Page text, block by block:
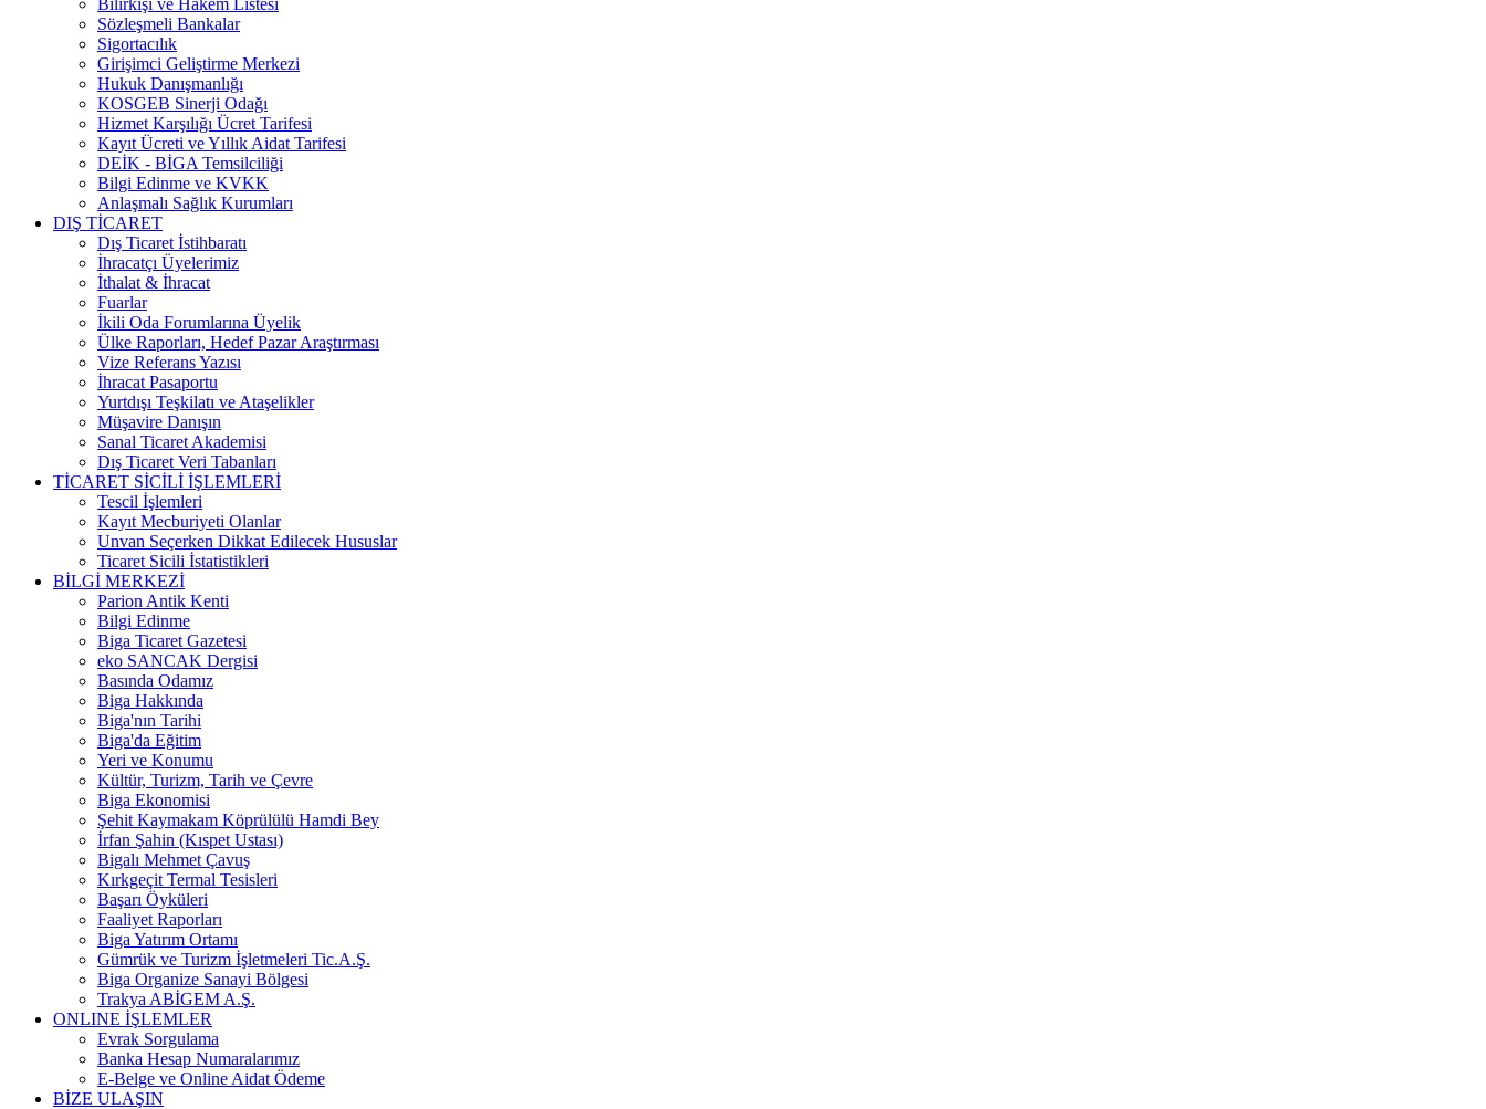
Bilirkişi ve Hakem Listesi
Sözleşmeli Bankalar
Sigortacılık
Girişimci Geliştirme Merkezi
Hukuk Danışmanlığı
KOSGEB Sinerji Odağı
Hizmet Karşılığı Ücret Tarifesi
Kayıt Ücreti ve Yıllık Aidat Tarifesi
DEİK - BİGA Temsilciliği
Bilgi Edinme ve KVKK
Anlaşmalı Sağlık Kurumları
DIŞ TİCARET
Dış Ticaret İstihbaratı
İhracatçı Üyelerimiz
İthalat & İhracat
Fuarlar
İkili Oda Forumlarına Üyelik
Ülke Raporları, Hedef Pazar Araştırması
Vize Referans Yazısı
İhracat Pasaportu
Yurtdışı Teşkilatı ve Ataşelikler
Müşavire Danışın
Sanal Ticaret Akademisi
Dış Ticaret Veri Tabanları
TİCARET SİCİLİ İŞLEMLERİ
Tescil İşlemleri
Kayıt Mecburiyeti Olanlar
Unvan Seçerken Dikkat Edilecek Hususlar
Ticaret Sicili İstatistikleri
BİLGİ MERKEZİ
Parion Antik Kenti
Bilgi Edinme
Biga Ticaret Gazetesi
eko SANCAK Dergisi
Basında Odamız
Biga Hakkında
Biga'nın Tarihi
Biga'da Eğitim
Yeri ve Konumu
Kültür, Turizm, Tarih ve Çevre
Biga Ekonomisi
Şehit Kaymakam Köprülülü Hamdi Bey
İrfan Şahin (Kıspet Ustası)
Bigalı Mehmet Çavuş
Kırkgeçit Termal Tesisleri
Başarı Öyküleri
Faaliyet Raporları
Biga Yatırım Ortamı
Gümrük ve Turizm İşletmeleri Tic.A.Ş.
Biga Organize Sanayi Bölgesi
Trakya ABİGEM A.Ş.
ONLINE İŞLEMLER
Evrak Sorgulama
Banka Hesap Numaralarımız
E-Belge ve Online Aidat Ödeme
BİZE ULAŞIN